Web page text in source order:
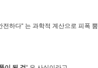
하다“ 는 과학적 계산으로 피폭